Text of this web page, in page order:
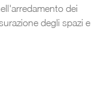
dei
degli spazi e